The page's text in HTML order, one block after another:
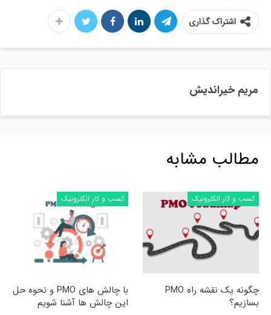
اشتراک گذاری
مریم خیراندیش
مطالب مشابه
کسب و کار الکترونیک
چگونه یک نقشه راه PMO
بسازیم؟
کسب و کار الکترونیک
با چالش های PMO و نحوه حل
این چالش ها آشنا شویم